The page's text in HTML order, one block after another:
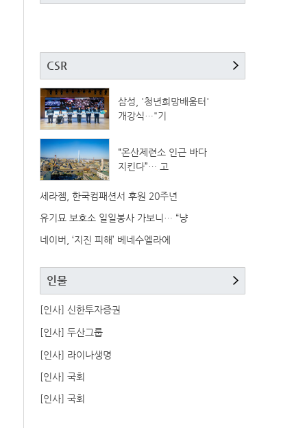
CSR
삼성, '청년희망배움터'
개강식…"기
“온산제련소 인근 바다
지킨다”… 고
세라젬, 한국컴패션서 후원 20주년
유기묘 보호소 일일봉사 가보니… “냥
네이버, ‘지진 피해’ 베네수엘라에
인물
[인사] 신한투자증권
[인사] 두산그룹
[인사] 라이나생명
[인사] 국회
[인사] 국회